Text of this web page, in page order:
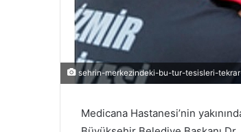
sehrin-merkezindeki-bu-tur-tesisleri-
Medicana Hastanesi’nin